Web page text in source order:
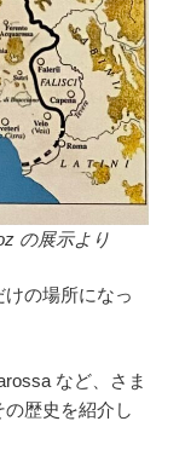
の展示より
の場所になっ
など、さま
歴史を紹介し